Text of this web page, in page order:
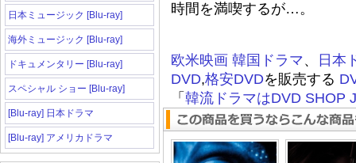
日本ミュージック [Blu-ray]
海外ミュージック [Blu-ray]
ドキュメンタリー [Blu-ray]
スペシャル ショー [Blu-ray]
[Blu-ray] 日本ドラマ
[Blu-ray] アメリカドラマ
時間を満喫するが…。
欧米映画 韓国ドラマ、
日本
DVD,格安DVDを販売する
「 韓流ドラマはDVD SHOP